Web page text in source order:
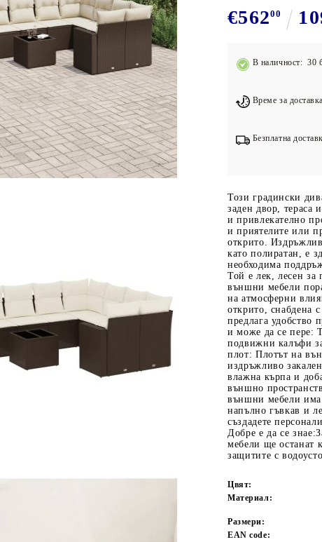
Подложки за фитнес уреди
Лостове за набиране
Силови кули
Йога и пилатес
€56200
В наличност: 30
Време за
Безплатна
Този градински
заден двор, тераса
и привлекателно
и приятелите или
открито.
като полиратан, е
необходима
Той е лек, лесен за
външни мебели
на атмосферни
открито, снабдена
предлага удобство
и може да се пере:
подвижни калъфи
плот: Плотът на
издръжливо
влажна кърпа и
външно
външни мебели има
напълно гъвкав и
създадете
Добре е да се
мебели ще останат
защитите с
Цвят:
Материал:
Размери:
EAN code: